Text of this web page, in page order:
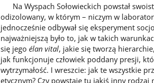
Na Wyspach Sołowieckich powstał
odizolowany, w którym – niczym w
jednocześnie odbywał się eksperyment
najważniejszą było to, jak w takich
się jego élan vital, jakie się tworzą
jak funkcjonuje człowiek poddany presji,
wytrzymałość. I wreszcie: jak te wszystkie
etycznym? Czy powstaje tu jakiś inny rodzaj